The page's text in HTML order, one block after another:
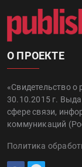
О ПРОЕКТЕ
«Свидетельство
30.10.2015 г.
сфере связи,
коммуникаций
Политика